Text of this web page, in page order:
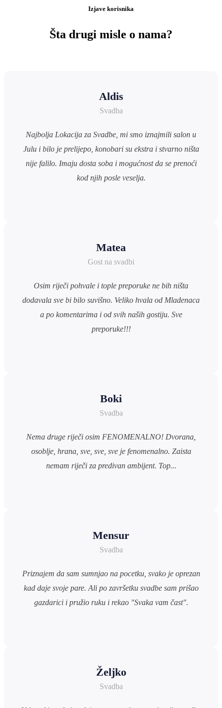
Izjave korisnika
Šta drugi misle o nama?
Aldis
Svadba
Najbolja Lokacija za Svadbe, mi smo iznajmili salon u
Julu i bilo je prelijepo, konobari su ekstra i stvarno ništa
nije falilo. Imaju dosta soba i mogućnost da se prenoći
kod njih posle veselja.
Matea
Gost na svadbi
Osim riječi pohvale i tople preporuke ne bih ništa
dodavala sve bi bilo suvišno. Veliko hvala od Mladenaca
a po komentarima i od svih naših gostiju. Sve
preporuke!!!
Boki
Svadba
Nema druge riječi osim FENOMENALNO! Dvorana,
osoblje, hrana, sve, sve, sve je fenomenalno. Zaista
nemam riječi za predivan ambijent. Top...
Mensur
Svadba
Priznajem da sam sumnjao na pocetku, svako je oprezan
kad daje svoje pare. Ali po završetku svadbe sam prišao
gazdarici i pružio ruku i rekao "Svaka vam čast".
Željko
Svadba